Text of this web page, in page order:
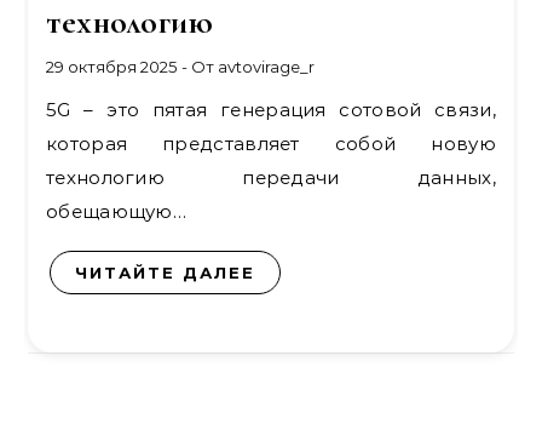
технологию
29 октября 2025 - От avtovirage_r
5G – это пятая генерация сотовой связи,
которая представляет собой новую
технологию передачи данных,
обещающую…
ЧИТАЙТЕ ДАЛЕЕ